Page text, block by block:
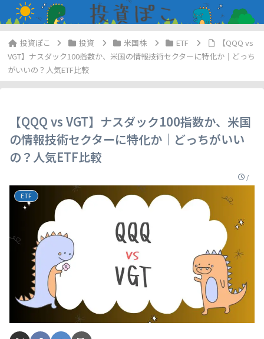
投資 米国株 ETF
【QQQ vs
VGT】ナスダック100指数か、米国の情報技術セクターに特化か｜どっち
がいいの？人気ETF比較
【QQQ vs VGT】ナスダック100指数か、米国
の情報技術セクターに特化か｜どっちがいい
の？人気ETF比較
/
ETF